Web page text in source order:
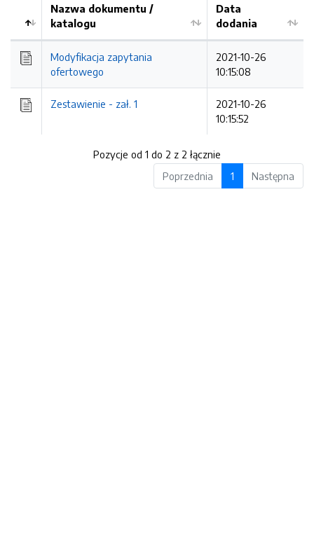
Kolejność
Nazwa dokumentu /
katalogu
Data
dodania
Modyfikacja zapytania
ofertowego
2021-10-26
10:15:08
Zestawienie - zał. 1
2021-10-26
10:15:52
Pozycje od 1 do 2 z 2 łącznie
Poprzednia
1 Następna